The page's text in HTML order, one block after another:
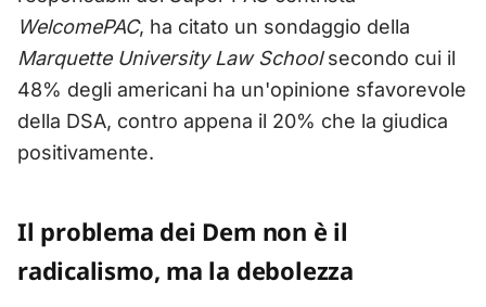
WelcomePAC, ha citato un sondaggio della
Marquette University Law Schoolsecondo cui il
48% degli americani ha un'opinione sfavorevole
della DSA, contro appena il 20% che la giudica
positivamente.
Il problema dei Dem non è il
radicalismo, ma la debolezza